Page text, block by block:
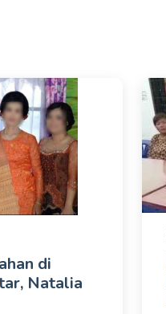
di
Natalia